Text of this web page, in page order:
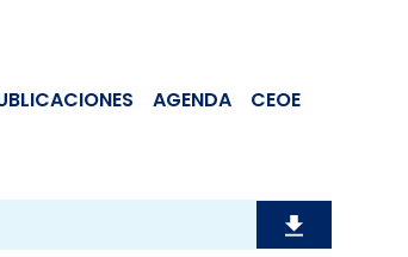
AGENDA CEOE